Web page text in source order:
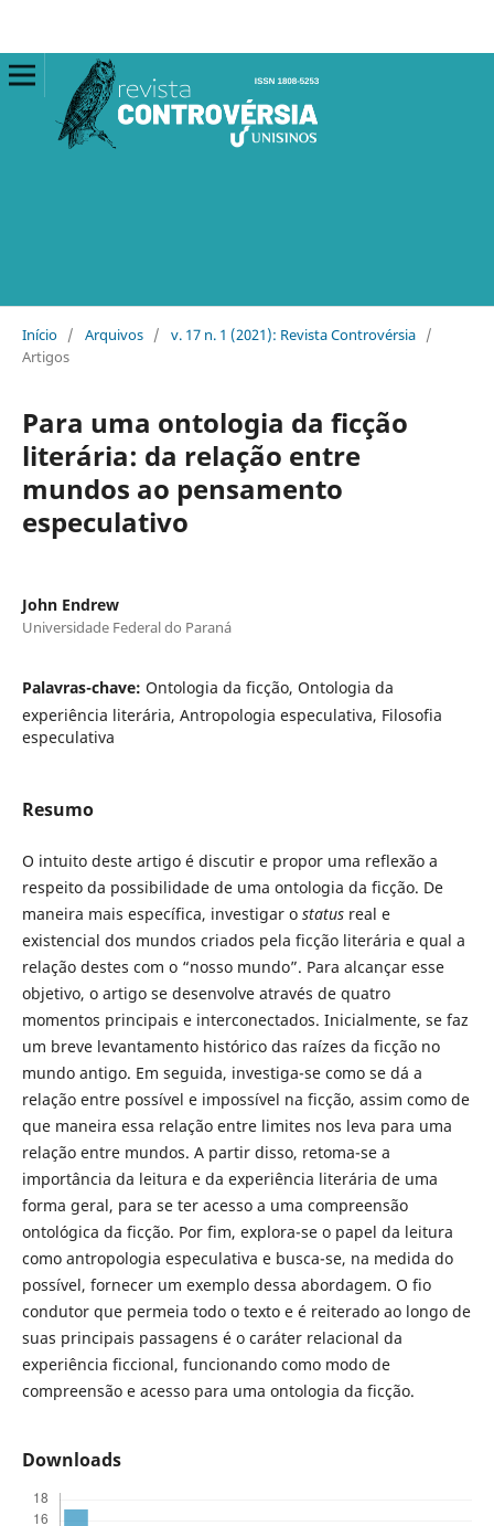
Início / Arquivos / v. 17 n. 1 (2021): Revista Controvérsia /
Artigos
Para uma ontologia da ficção
literária: da relação entre
mundos ao pensamento
especulativo
John Endrew
Universidade Federal do Paraná
Palavras-chave: Ontologia da ficção, Ontologia da
experiência literária, Antropologia especulativa, Filosofia
especulativa
Resumo
O intuito deste artigo é discutir e propor uma reflexão a
respeito da possibilidade de uma ontologia da ficção. De
maneira mais específica, investigar o statusreal e
existencial dos mundos criados pela ficção literária e qual a
relação destes com o “nosso mundo”. Para alcançar esse
objetivo, o artigo se desenvolve através de quatro
momentos principais e interconectados. Inicialmente, se faz
um breve levantamento histórico das raízes da ficção no
mundo antigo. Em seguida, investiga-se como se dá a
relação entre possível e impossível na ficção, assim como de
que maneira essa relação entre limites nos leva para uma
relação entre mundos. A partir disso, retoma-se a
importância da leitura e da experiência literária de uma
forma geral, para se ter acesso a uma compreensão
ontológica da ficção. Por fim, explora-se o papel da leitura
como antropologia especulativa e busca-se, na medida do
possível, fornecer um exemplo dessa abordagem. O fio
condutor que permeia todo o texto e é reiterado ao longo de
suas principais passagens é o caráter relacional da
experiência ficcional, funcionando como modo de
compreensão e acesso para uma ontologia da ficção.
Downloads